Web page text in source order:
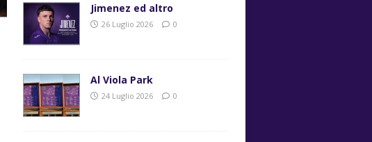
Jimenez ed altro
26 Luglio 2026 0
Al Viola Park
24 Luglio 2026 0